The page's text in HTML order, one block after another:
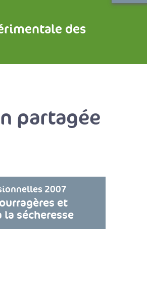
des
partagée
2007
et
sécheresse